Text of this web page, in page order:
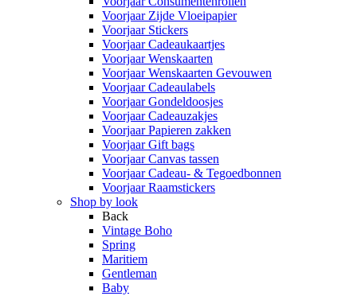
Voorjaar Zijde Vloeipapier
Voorjaar Stickers
Voorjaar Cadeaukaartjes
Voorjaar Wenskaarten
Voorjaar Wenskaarten Gevouwen
Voorjaar Cadeaulabels
Voorjaar Gondeldoosjes
Voorjaar Cadeauzakjes
Voorjaar Papieren zakken
Voorjaar Gift bags
Voorjaar Canvas tassen
Voorjaar Cadeau- & Tegoedbonnen
Voorjaar Raamstickers
Shop by look
Back
Vintage Boho
Spring
Maritiem
Gentleman
Baby